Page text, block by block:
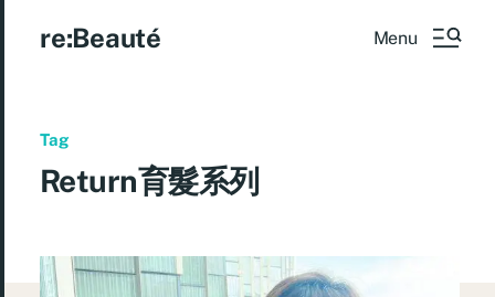
re:Beauté Menu
Tag
Return育髮系列